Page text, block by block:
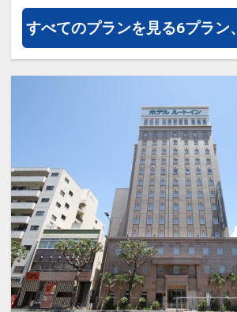
●グループホテルオリジナル
端・最南端 竹富島の湯」の
パック付！
●３連泊以上で、お部屋でご
ける洗濯ジェルボール付（
２個／１回のみ）
●「素泊まりのお客様」は、
で滞在中朝食を１回無料サ
※旅行代金に含まれます。
連泊特色
２個／１回のみ）
●「素泊まりのお客様」は、
で滞在中朝食を１回無料サー
※旅行代金に含まれます。
ここがポイント！
●全室Wi-Fi・洗濯機・テレ
ポット完備で長期滞在に対
すべてのプランを見る6プラン